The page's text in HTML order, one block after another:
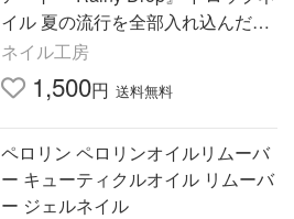
イル 夏の流行を全部入れ込んだき
らめきジェル マグネットネイル カ
ラージェル
ネイル工房
1,500円 送料無料
ペロリン ペロリンオイルリムーバ
ー キューティクルオイル リムーバ
ー ジェルネイル